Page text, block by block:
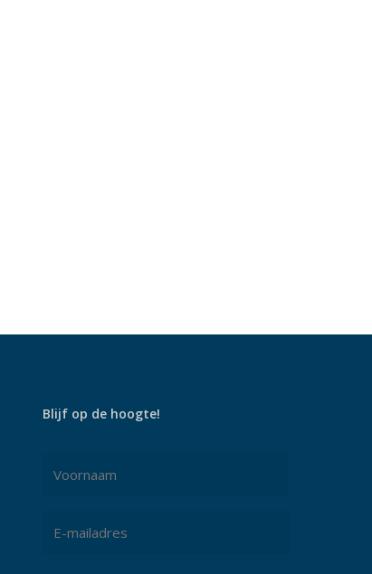
Blijf op de hoogte!